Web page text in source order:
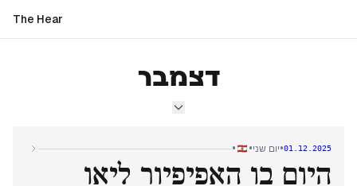
The Hear
דצמבר
01.12.2025
•יום שני•
•
היום בו האפיפיור ליאו